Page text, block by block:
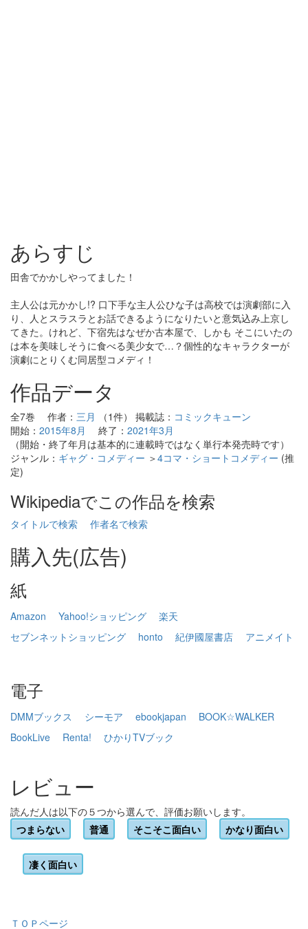
あらすじ
田舎でかかしやってました！
主人公は元かかし!? 口下手な主人公ひな子は高校では演劇部に入
り、人とスラスラとお話できるようになりたいと意気込み上京し
てきた。けれど、下宿先はなぜか古本屋で、しかも そこにいたの
は本を美味しそうに食べる美少女で…？個性的なキャラクターが
演劇にとりくむ同居型コメディ！
作品データ
全7巻 作者： 三月 （1件） 掲載誌： コミックキューン
開始： 2015年8月 終了： 2021年3月
（開始・終了年月は基本的に連載時ではなく単行本発売時です）
ジャンル： ギャグ・コメディー ＞4コマ・ショートコメディー (推
定)
Wikipediaでこの作品を検索
タイトルで検索 作者名で検索
購入先(広告)
紙
Amazon Yahoo!ショッピング
楽天
セブンネットショッピング
honto 紀伊國屋書店 アニメイト
電子
DMMブックス シーモア ebookjapan
BOOK☆WALKER
BookLive
Renta! ひかりTVブック
レビュー
読んだ人は以下の５つから選んで、評価お願いします。
つまらない
普通 そこそこ面白い かなり面白い
凄く面白い
ＴＯＰページ